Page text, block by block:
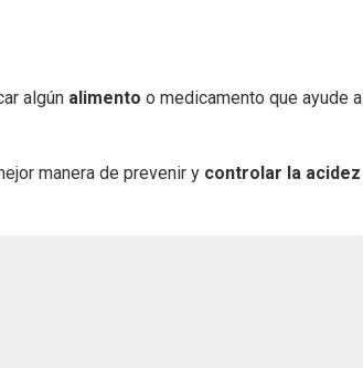
algún alimento o medicamento que ayude a
manera de prevenir y controlar la acidez